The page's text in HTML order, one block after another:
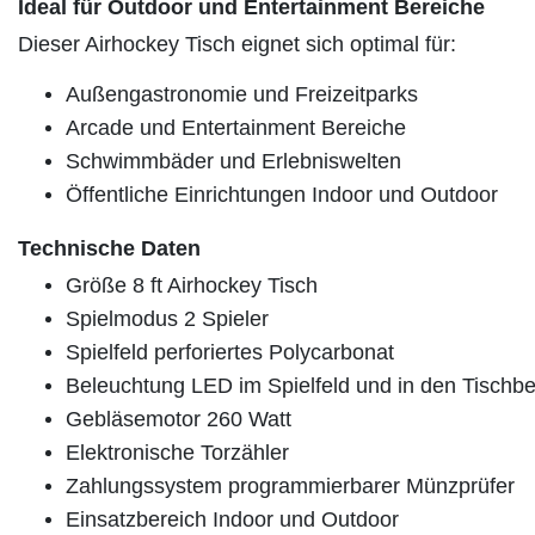
Ideal für Outdoor und Entertainment Bereiche
Dieser Airhockey Tisch eignet sich optimal für:
Außengastronomie und Freizeitparks
Arcade und Entertainment Bereiche
Schwimmbäder und Erlebniswelten
Öffentliche Einrichtungen Indoor und Outdoor
Technische Daten
Größe 8 ft Airhockey Tisch
Spielmodus 2 Spieler
Spielfeld perforiertes Polycarbonat
Beleuchtung LED im Spielfeld und in den
Gebläsemotor 260 Watt
Elektronische Torzähler
Zahlungssystem programmierbarer Münzprüfer
Einsatzbereich Indoor und Outdoor